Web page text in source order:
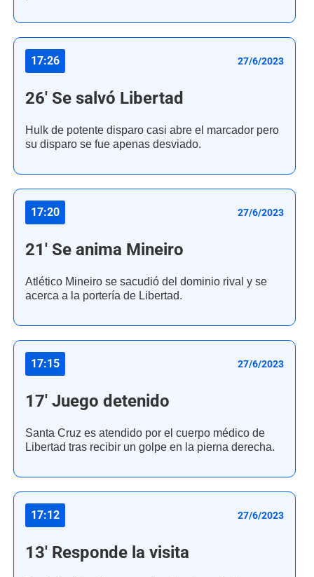
17:26 27/6/2023
26' Se salvó Libertad
Hulk de potente disparo casi abre el marcador pero
su disparo se fue apenas desviado.
17:20 27/6/2023
21' Se anima Mineiro
Atlético Mineiro se sacudió del dominio rival y se
acerca a la portería de Libertad.
17:15 27/6/2023
17' Juego detenido
Santa Cruz es atendido por el cuerpo médico de
Libertad tras recibir un golpe en la pierna derecha.
17:12 27/6/2023
13' Responde la visita